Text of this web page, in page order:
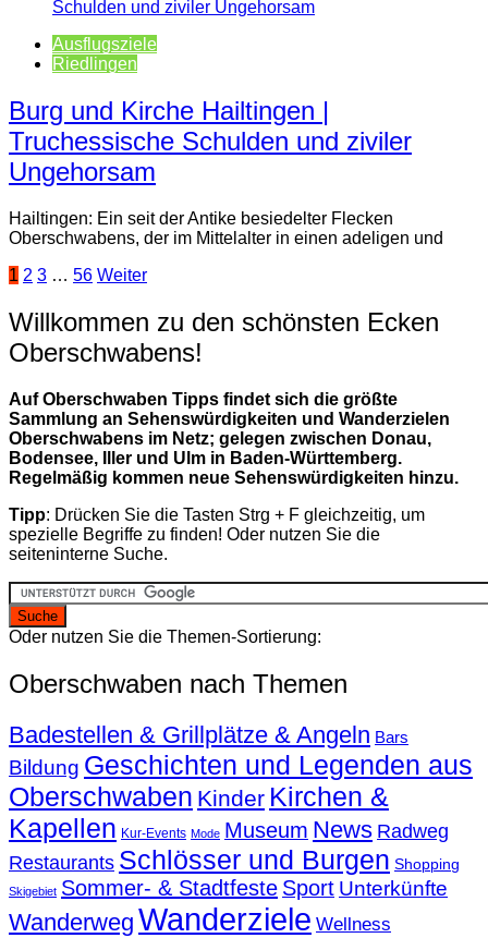
Ausflugsziele
Riedlingen
Burg und Kirche Hailtingen |
Truchessische Schulden und ziviler
Ungehorsam
Hailtingen: Ein seit der Antike besiedelter Flecken
Oberschwabens, der im Mittelalter in einen adeligen und
Seitennummerierung
der
Beiträge
1 2 3 … 56 Weiter
Willkommen zu den schönsten Ecken
Oberschwabens!
Auf Oberschwaben Tipps findet sich die größte
Sammlung an Sehenswürdigkeiten und Wanderzielen
Oberschwabens im Netz; gelegen zwischen Donau,
Bodensee, Iller und Ulm in Baden-Württemberg.
Regelmäßig kommen neue Sehenswürdigkeiten hinzu.
Tipp: Drücken Sie die Tasten Strg + F gleichzeitig, um
spezielle Begriffe zu finden! Oder nutzen Sie die
seiteninterne Suche.
Oder nutzen Sie die Themen-Sortierung:
Oberschwaben nach Themen
Badestellen & Grillplätze & Angeln Bars
Bildung Geschichten und Legenden aus
Oberschwaben Kinder Kirchen &
Kapellen Kur-Events Mode Museum News Radweg
Restaurants Schlösser und Burgen Shopping
Skigebiet Sommer- & Stadtfeste Sport Unterkünfte
Wanderweg Wanderziele Wellness